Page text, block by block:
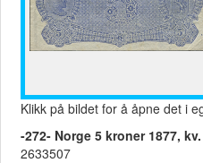
Klikk på bildet for å åpne det i
-272- Norge 5 kroner 1877,
2633507